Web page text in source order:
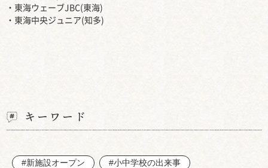
・東海ウェーブJBC(東海)
・東海中央ジュニア(知多)
キーワード
#新施設オープン #小中学校の出来事